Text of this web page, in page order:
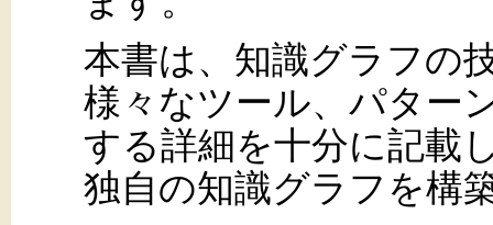
本書は、知識グラフの
様々なツール、パター
する詳細を十分に記載
独自の知識グラフを構